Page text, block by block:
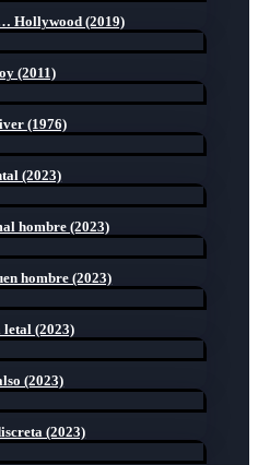
Hollywood (2019)
(2011)
(1976)
(2023)
hombre (2023)
hombre (2023)
(2023)
(2023)
(2023)